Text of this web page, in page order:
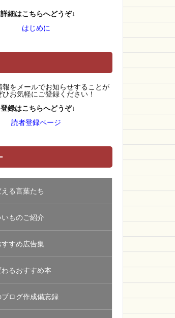
詳細はこちらへどうぞ↓
はじめに
報をメールでお知らせすることが
お気軽にご登録ください！
登録はこちらへどうぞ↓
読者登録ページ
える言葉たち
ものご紹介
すめ広告集
わるおすすめ本
ログ作成備忘録